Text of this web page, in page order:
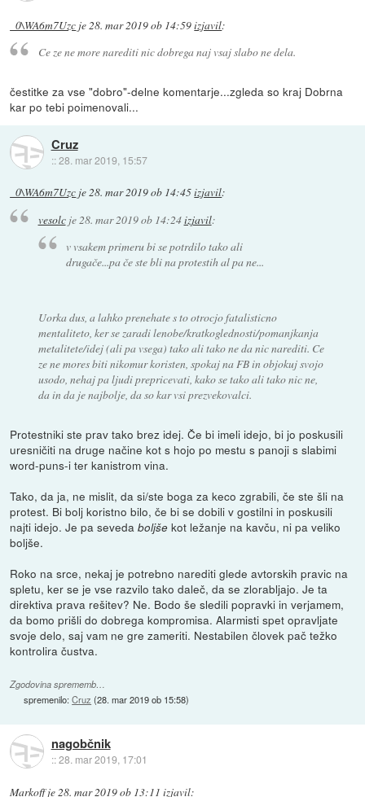
_0\WA6m7Uzc je28. mar 2019 ob 14:59izjavil:
Ce ze ne more narediti nic dobrega naj vsaj slabo ne dela.
čestitke za vse "dobro"-delne komentarje...zgleda so kraj Dobrna
kar po tebi poimenovali...
Cruz
::28. mar 2019, 15:57
_0\WA6m7Uzc je28. mar 2019 ob 14:45izjavil:
vesolcje28. mar 2019 ob 14:24izjavil:
v vsakem primeru bi se potrdilo tako ali
drugače...pa če ste bli na protestih al pa ne...
Uorka dus, a lahko prenehate s to otrocjo fatalisticno
mentaliteto, ker se zaradi lenobe/kratkoglednosti/pomanjkanja
metalitete/idej (ali pa vsega) tako ali tako ne da nic narediti. Ce
ze ne mores biti nikomur koristen, spokaj na FB in objokuj svojo
usodo, nehaj pa ljudi prepricevati, kako se tako ali tako nic ne,
da in da je najbolje, da so kar vsi prezvekovalci.
Protestniki ste prav tako brez idej. Če bi imeli idejo, bi jo poskusili
uresničiti na druge načine kot s hojo po mestu s panoji s slabimi
word-puns-i ter kanistrom vina.
Tako, da ja, ne mislit, da si/ste boga za keco zgrabili, če ste šli na
protest. Bi bolj koristno bilo, če bi se dobili v gostilni in poskusili
najti idejo. Je pa sevedaboljše kot ležanje na kavču, ni pa veliko
boljše.
Roko na srce, nekaj je potrebno narediti glede avtorskih pravic na
spletu, ker se je vse razvilo tako daleč, da se zlorabljajo. Je ta
direktiva prava rešitev? Ne. Bodo še sledili popravki in verjamem,
da bomo prišli do dobrega kompromisa. Alarmisti spet opravljate
svoje delo, saj vam ne gre zameriti. Nestabilen človek pač težko
kontrolira čustva.
Zgodovina sprememb…
spremenilo:Cruz (28. mar 2019 ob 15:58)
nagobčnik
::28. mar 2019, 17:01
Markoffje28. mar 2019 ob 13:11 izjavil: